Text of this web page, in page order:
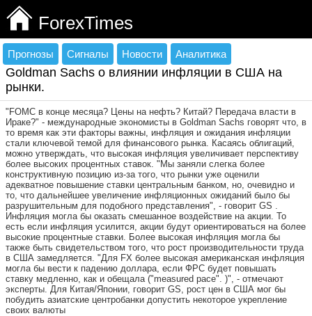
ForexTimes
Прогнозы Сигналы Новости Аналитика
Goldman Sachs о влиянии инфляции в США на
рынки.
"FOMC в конце месяца? Цены на нефть? Китай? Передача власти в
Ираке?" - международные экономисты в Goldman Sachs говорят что, в
то время как эти факторы важны, инфляция и ожидания инфляции
стали ключевой темой для финансового рынка. Касаясь облигаций,
можно утверждать, что высокая инфляция увеличивает перспективу
более высоких процентных ставок. "Мы заняли слегка более
конструктивную позицию из-за того, что рынки уже оценили
адекватное повышение ставки центральным банком, но, очевидно и
то, что дальнейшее увеличение инфляционных ожиданий было бы
разрушительным для подобного представления", - говорит GS .
Инфляция могла бы оказать смешанное воздействие на акции. То
есть если инфляция усилится, акции будут ориентироваться на более
высокие процентные ставки. Более высокая инфляция могла бы
также быть свидетельством того, что рост производительности труда
в США замедляется. "Для FX более высокая американская инфляция
могла бы вести к падению доллара, если ФРС будет повышать
ставку медленно, как и обещала ("measured pace". )", - отмечают
эксперты. Для Китая/Японии, говорит GS, рост цен в США мог бы
побудить азиатские центробанки допустить некоторое укрепление
своих валюты